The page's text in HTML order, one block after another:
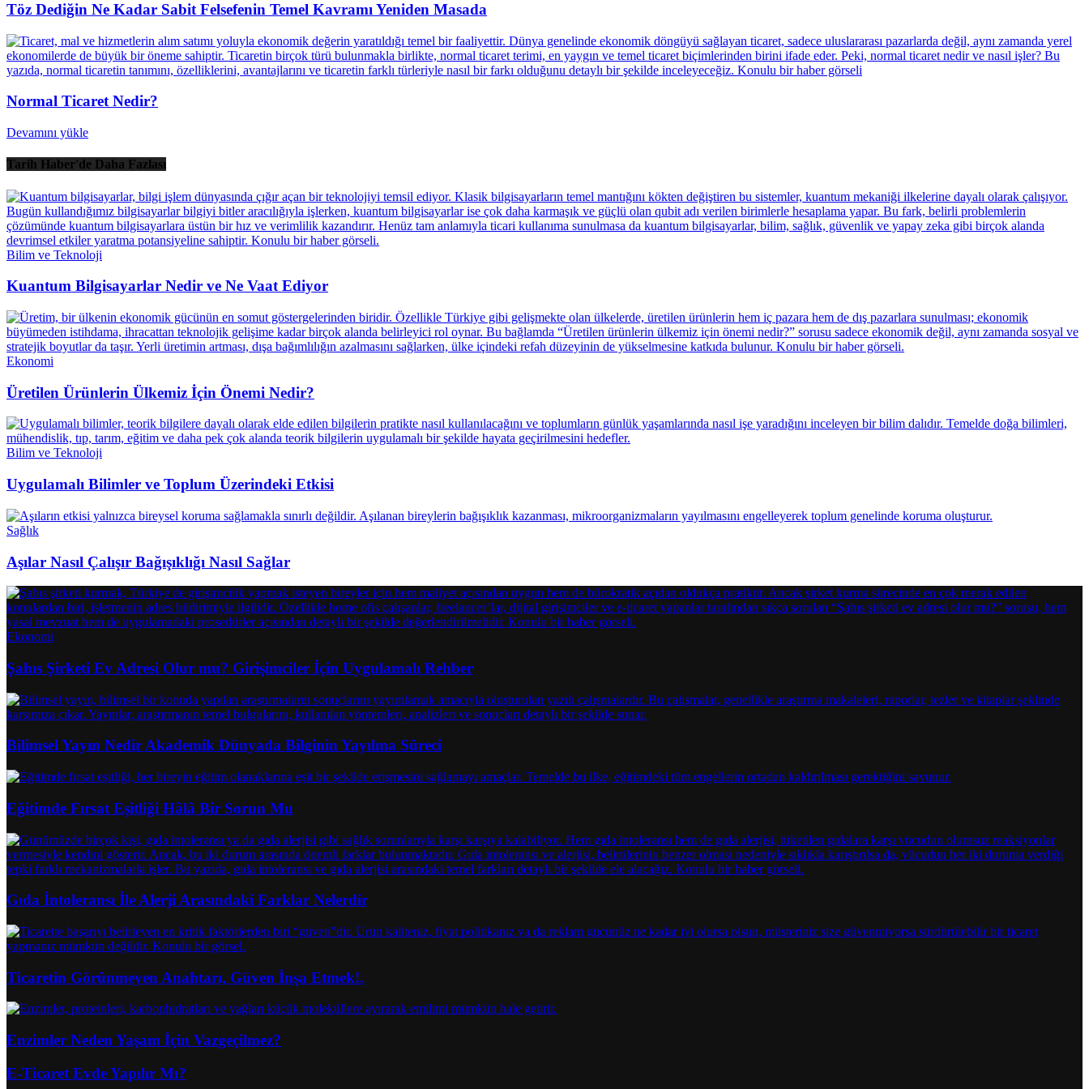
Töz Dediğin Ne Kadar Sabit Felsefenin Temel Kavramı Yeniden Masada
Normal Ticaret Nedir?
Devamını yükle
Tarih Haber'de Daha Fazlası
Bilim ve Teknoloji
Kuantum Bilgisayarlar Nedir ve Ne Vaat Ediyor
Ekonomi
Üretilen Ürünlerin Ülkemiz İçin Önemi Nedir?
Bilim ve Teknoloji
Uygulamalı Bilimler ve Toplum Üzerindeki Etkisi
Sağlık
Aşılar Nasıl Çalışır Bağışıklığı Nasıl Sağlar
Ekonomi
Şahıs Şirketi Ev Adresi Olur mu? Girişimciler İçin Uygulamalı Rehber
Bilimsel Yayın Nedir Akademik Dünyada Bilginin Yayılma Süreci
Eğitimde Fırsat Eşitliği Hâlâ Bir Sorun Mu
Gıda İntoleransı İle Alerji Arasındaki Farklar Nelerdir
Ticaretin Görünmeyen Anahtarı, Güven İnşa Etmek!.
Enzimler Neden Yaşam İçin Vazgeçilmez?
E-Ticaret Evde Yapılır Mı?